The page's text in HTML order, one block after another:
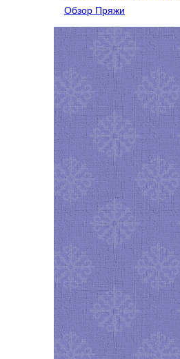
Обзор Пряжи